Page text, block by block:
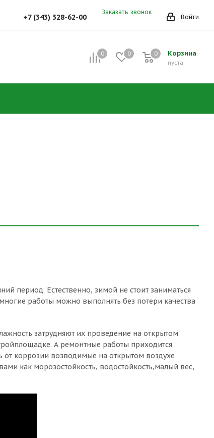
Войти
+7 (343) 328-62-00
Заказать звонок
0 0 Корзина
0
пуста
0
период. Естественно, зимой не стоит заниматься
работы можно выполнять без потери качества
затрудняют их проведение на открытом
А ремонтные работы приходится
от коррозии возводимые на открытом воздухе
как морозостойкость, водостойкость,малый вес,